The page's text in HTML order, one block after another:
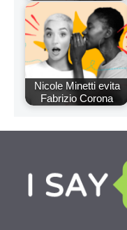
Nicole Minetti evita
Fabrizio Corona